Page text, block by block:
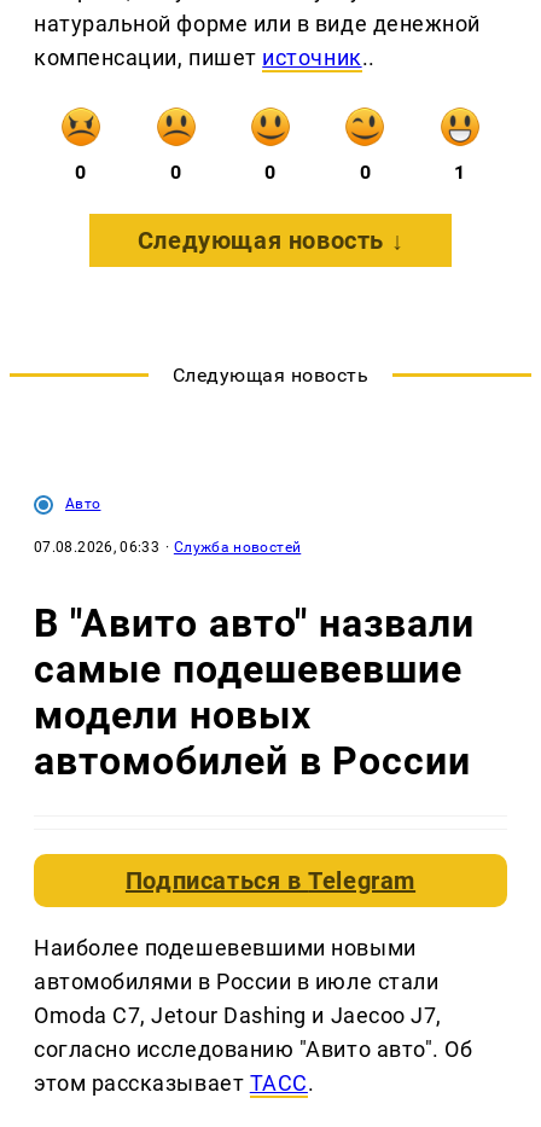
натуральной форме или в виде денежной
компенсации, пишет источник..
0 0 0 0 1
Следующая новость ↓
Следующая новость
Авто
07.08.2026, 06:33 · Служба новостей
В "Авито авто" назвали
самые подешевевшие
модели новых
автомобилей в России
Подписаться вTelegram
Наиболее подешевевшими новыми
автомобилями в России в июле стали
Omoda C7, Jetour Dashing и Jaecoo J7,
согласно исследованию "Авито авто". Об
этом рассказывает ТАСС.